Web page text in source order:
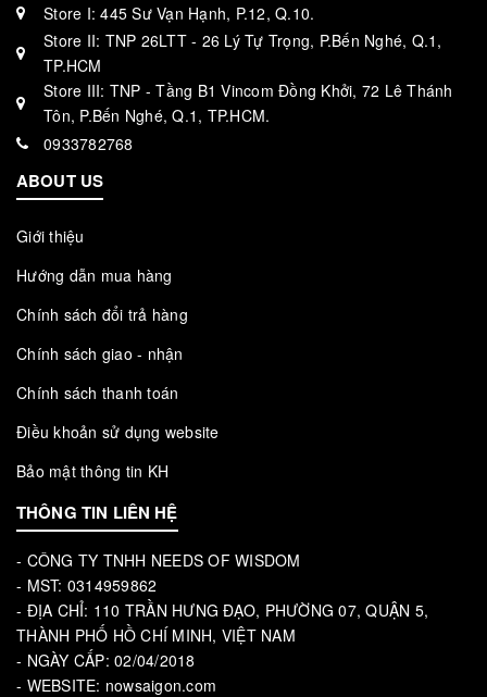
Store I: 445 Sư Vạn Hạnh, P.12, Q.10.
Store II: TNP 26LTT - 26 Lý Tự Trọng, P.Bến Nghé, Q.1,
TP.HCM
Store III: TNP - Tầng B1 Vincom Đồng Khởi, 72 Lê Thánh
Tôn, P.Bến Nghé, Q.1, TP.HCM.
0933782768
ABOUT US
Giới thiệu
Hướng dẫn mua hàng
Chính sách đổi trả hàng
Chính sách giao - nhận
Chính sách thanh toán
Điều khoản sử dụng website
Bảo mật thông tin KH
THÔNG TIN LIÊN HỆ
- CÔNG TY TNHH NEEDS OF WISDOM
- MST: 0314959862
- ĐỊA CHỈ: 110 TRẦN HƯNG ĐẠO, PHƯỜNG 07, QUẬN 5,
THÀNH PHỐ HỒ CHÍ MINH, VIỆT NAM
- NGÀY CẤP: 02/04/2018
- WEBSITE: nowsaigon.com